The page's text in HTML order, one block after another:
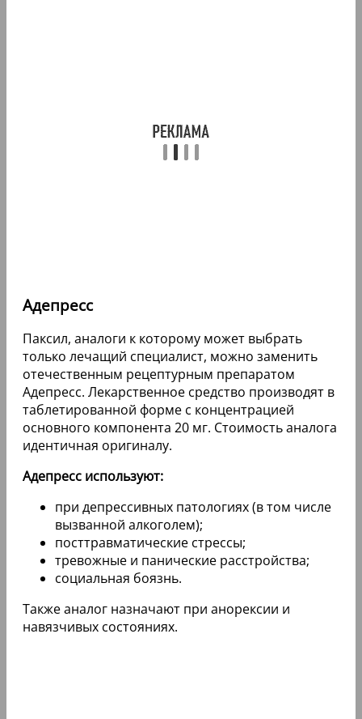
Адепресс
Паксил, аналоги к которому может выбрать
только лечащий специалист, можно заменить
отечественным рецептурным препаратом
Адепресс. Лекарственное средство производят в
таблетированной форме с концентрацией
основного компонента 20 мг. Стоимость аналога
идентичная оригиналу.
Адепресс используют:
при депрессивных патологиях (в том числе
вызванной алкоголем);
посттравматические стрессы;
тревожные и панические расстройства;
социальная боязнь.
Также аналог назначают при анорексии и
навязчивых состояниях.